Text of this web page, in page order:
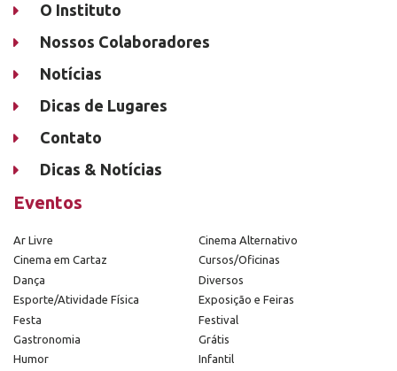
O Instituto
Nossos Colaboradores
Notícias
Dicas de Lugares
Contato
Dicas & Notícias
Eventos
Ar Livre
Cinema Alternativo
Cinema em Cartaz
Cursos/Oficinas
Dança
Diversos
Esporte/Atividade Física
Exposição e Feiras
Festa
Festival
Gastronomia
Grátis
Humor
Infantil